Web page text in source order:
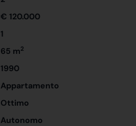
€ 120.000
1
65 m2
1990
Appartamento
Ottimo
Autonomo